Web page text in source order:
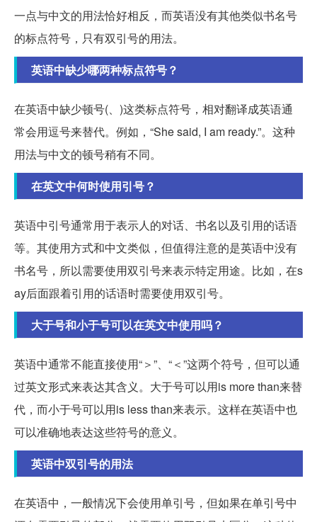
一点与中文的用法恰好相反，而英语没有其他类似书名号
的标点符号，只有双引号的用法。
英语中缺少哪两种标点符号？
在英语中缺少顿号(、)这类标点符号，相对翻译成英语通
常会用逗号来替代。例如，“She said, I am ready.”。这种
用法与中文的顿号稍有不同。
在英文中何时使用引号？
英语中引号通常用于表示人的对话、书名以及引用的话语
等。其使用方式和中文类似，但值得注意的是英语中没有
书名号，所以需要使用双引号来表示特定用途。比如，在s
ay后面跟着引用的话语时需要使用双引号。
大于号和小于号可以在英文中使用吗？
英语中通常不能直接使用“＞”、“＜”这两个符号，但可以通
过英文形式来表达其含义。大于号可以用is more than来替
代，而小于号可以用is less than来表示。这样在英语中也
可以准确地表达这些符号的意义。
英语中双引号的用法
在英语中，一般情况下会使用单引号，但如果在单引号中